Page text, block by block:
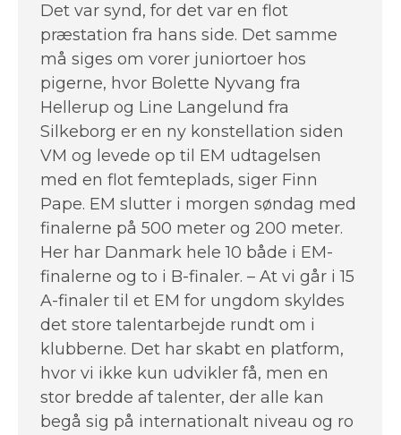
Det var synd, for det var en flot
præstation fra hans side. Det samme
må siges om vorer juniortoer hos
pigerne, hvor Bolette Nyvang fra
Hellerup og Line Langelund fra
Silkeborg er en ny konstellation siden
VM og levede op til EM udtagelsen
med en flot femteplads, siger Finn
Pape. EM slutter i morgen søndag med
finalerne på 500 meter og 200 meter.
Her har Danmark hele 10 både i EM-
finalerne og to i B-finaler. – At vi går i 15
A-finaler til et EM for ungdom skyldes
det store talentarbejde rundt om i
klubberne. Det har skabt en platform,
hvor vi ikke kun udvikler få, men en
stor bredde af talenter, der alle kan
begå sig på internationalt niveau og ro